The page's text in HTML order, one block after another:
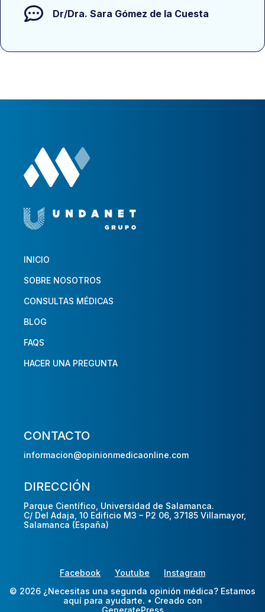
Dr/Dra. Sara Gómez de la Cuesta
INICIO
SOBRE NOSOTROS
CONSULTAS MÉDICAS
BLOG
FAQS
HACER UNA PREGUNTA
CONTACTO
informacion@opinionmedicaonline.com
DIRECCIÓN
Parque Científico, Universidad de Salamanca.
C/ Del Adaja, 10 Edificio M3 – P2 06, 37185 Villamayor,
Salamanca (España)
Facebook Youtube
Instagram
© 2026 ¿Necesitas una segunda opinión médica? Estamos
aquí para ayudarte. • Creado con
GeneratePress